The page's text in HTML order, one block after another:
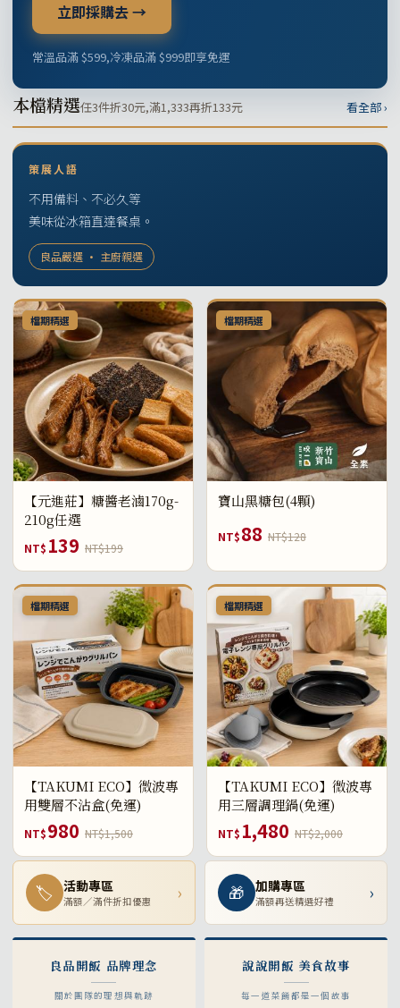
立即採購去 →
常溫品滿 $599,冷凍品滿 $999即享免運
本檔精選任3件折30元,滿1,333再折133元 看全部 ›
策展人語
不用備料、不必久等
美味從冰箱直達餐桌。
良品嚴選 · 主廚親選
檔期精選
【元進莊】糖醬老滷170g-
210g任選
NT$ 139 NT$199
檔期精選
寶山黑糖包(4顆)
NT$88 NT$128
檔期精選
【TAKUMI ECO】微波專
用雙層不沾盒(免運)
NT$980 NT$1,500
檔期精選
【TAKUMI ECO】微波專
用三層調理鍋(免運)
NT$ 1,480 NT$2,000
🏷 活動專區
滿額／滿件折扣優惠 › 🎁 加購專區
滿額再送精選好禮 ›
良品開飯 品牌理念
關於團隊的理想與軌跡
說說開飯 美食故事
每一道菜餚都是一個故事